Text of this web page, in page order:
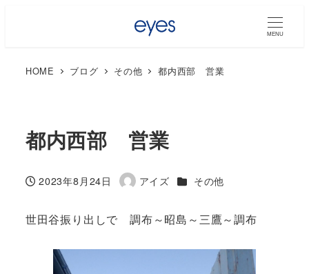
MENU
HOME ブログ その他 都内西部 営業
都内西部 営業
投稿日
2023年8月24日
著
アイズ カテゴリー
その他
世田谷振り出しで 調布～昭島～三鷹～調布